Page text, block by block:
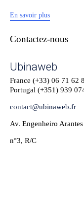
En savoir plus
Contactez-nous
Ubinaweb
France (+33) 06 71 62
Portugal (+351) 939
contact@ubinaweb.fr
Av. Engenheiro
n°3, R/C